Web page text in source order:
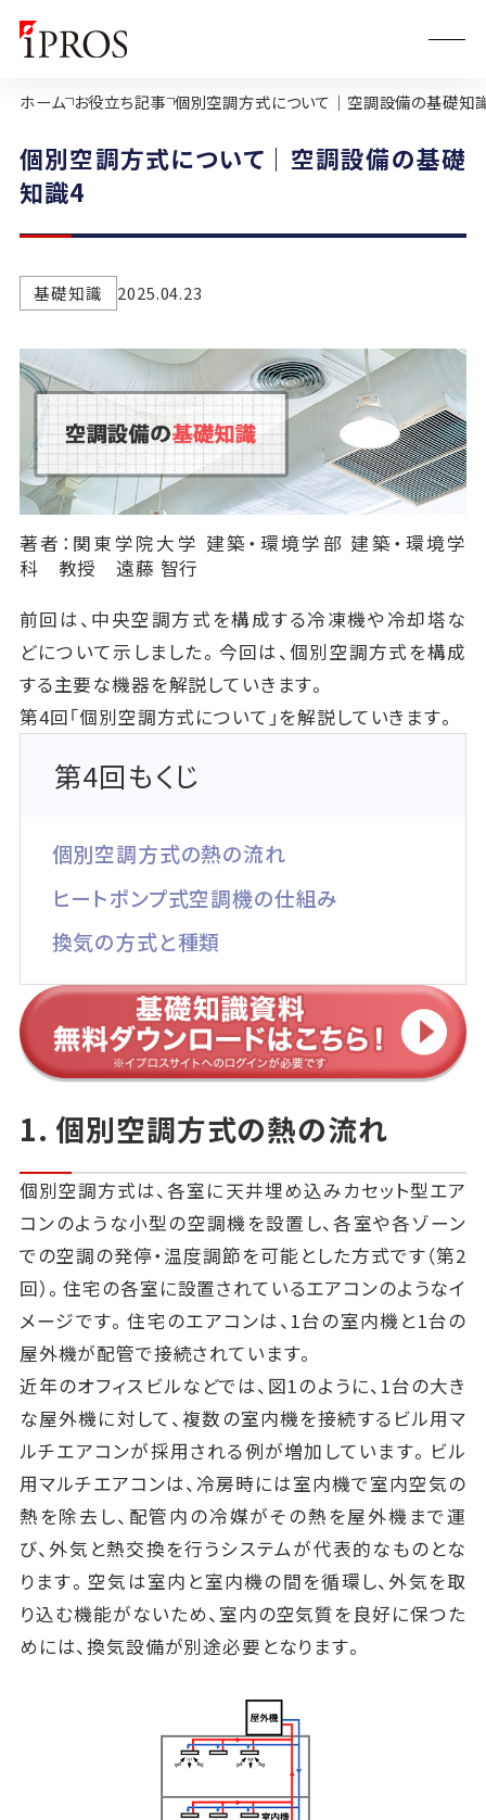
ホーム お役立ち記事 個別空調方式について｜空調設備の基礎知
個別空調方式について｜空調設備の基礎
知識4
基礎知識 2025.04.23
著者：関東学院大学 建築・環境学部 建築・環境学
科 教授 遠藤 智行
前回は、中央空調方式を構成する冷凍機や冷却塔な
どについて示しました。今回は、個別空調方式を構成
する主要な機器を解説していきます。
第4回「個別空調方式について」を解説していきます。
第4回もくじ
個別空調方式の熱の流れ
ヒートポンプ式空調機の仕組み
換気の方式と種類
1. 個別空調方式の熱の流れ
個別空調方式は、各室に天井埋め込みカセット型エア
コンのような小型の空調機を設置し、各室や各ゾーン
での空調の発停・温度調節を可能とした方式です（第2
回）。住宅の各室に設置されているエアコンのようなイ
メージです。住宅のエアコンは、1台の室内機と1台の
屋外機が配管で接続されています。
近年のオフィスビルなどでは、図1のように、1台の大き
な屋外機に対して、複数の室内機を接続するビル用マ
ルチエアコンが採用される例が増加しています。ビル
用マルチエアコンは、冷房時には室内機で室内空気の
熱を除去し、配管内の冷媒がその熱を屋外機まで運
び、外気と熱交換を行うシステムが代表的なものとな
ります。空気は室内と室内機の間を循環し、外気を取
り込む機能がないため、室内の空気質を良好に保つた
めには、換気設備が別途必要となります。